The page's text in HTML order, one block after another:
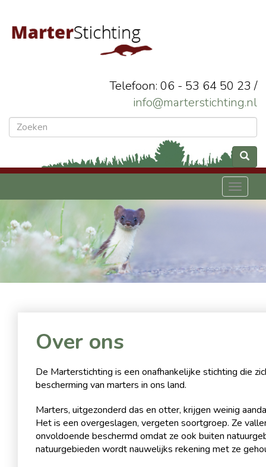
Telefoon: 06 - 53 64 50 23 /
info@marterstichting.nl
Over ons
De Marterstichting is een onafhankelijke stichting die
bescherming van marters in ons land.
Marters, uitgezonderd das en otter, krijgen weinig
Het is een overgeslagen, vergeten soortgroep. Ze
onvoldoende beschermd omdat ze ook buiten
natuurgebieden wordt nauwelijks rekening met ze